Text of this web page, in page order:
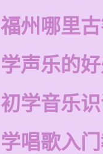
福州哪里
学声乐的
初学音乐
学唱歌入